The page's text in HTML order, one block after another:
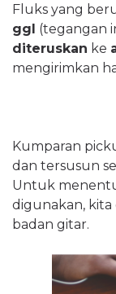
Fluks yang
ggl (tegangan
diteruskan ke
mengirimkan
Kumparan
dan tersusun
Untuk
digunakan,
badan gitar.